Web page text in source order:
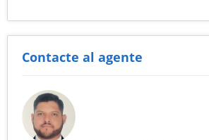
Contacte al agente